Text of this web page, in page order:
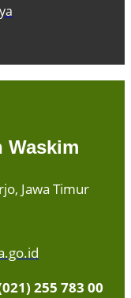
Waskim
Jawa Timur
255 783 00